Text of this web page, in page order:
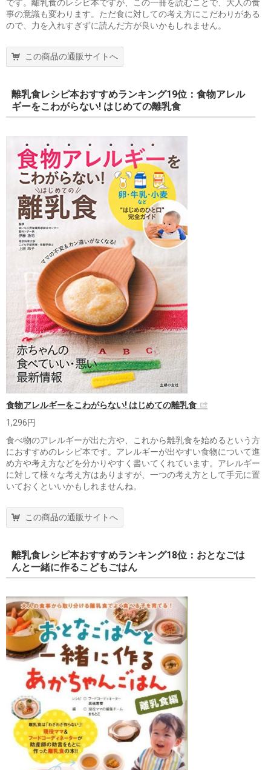
です。離乳食のレシピ本ですが、この一冊を読むことで、大人の食
事の意識も変わります。ただ食に対しての考え方にこだわりがある
ので、力を入れすぎずに読んだ方が良いかもしれません。
この商品の通販サイトへ
離乳食レシピ本おすすめランキング19位：食物アレル
ギーをこわがらない! はじめての離乳食
食物アレルギーをこわがらない! はじめての離乳食
1,296円
食べ物のアレルギーが出た方や、これから離乳食を始めるという方
におすすめのレシピ本です。アレルギーが出やすい食物について進
め方や考え方などを分かりやすく書いてくれています。アレルギー
に対して様々な考え方はありますが、一つの考え方として手元に置
いておくといいかもしれませんね。
この商品の通販サイトへ
離乳食レシピ本おすすめランキング18位：おとなごは
んと一緒に作るこどもごはん